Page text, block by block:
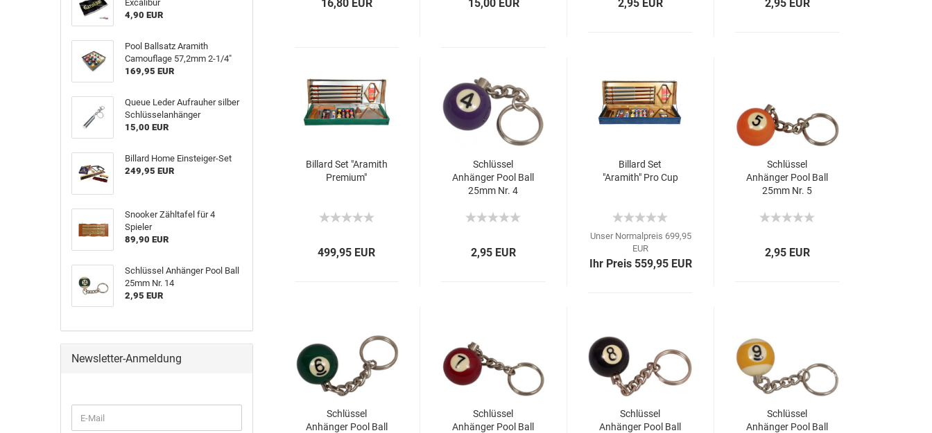
16,80 EUR 15,00 EUR 2,95 EUR 2,95 EUR
Billard Set "Aramith
Premium"
499,95 EUR
Schlüssel
Anhänger Pool Ball
25mm Nr. 4
2,95 EUR
Billard Set
"Aramith" Pro Cup
Unser Normalpreis 699,95
EUR
Ihr Preis 559,95 EUR
Schlüssel
Anhänger Pool Ball
25mm Nr. 5
2,95 EUR
Schlüssel
Anhänger Pool Ball
Schlüssel
Anhänger Pool Ball
Schlüssel
Anhänger Pool Ball
Schlüssel
Anhänger Pool Ball
Excalibur
4,90 EUR
Pool Ballsatz Aramith
Camouflage 57,2mm 2-1/4"
169,95 EUR
Queue Leder Aufrauher silber
Schlüsselanhänger
15,00 EUR
Billard Home Einsteiger-Set
249,95 EUR
Snooker Zähltafel für 4
Spieler
89,90 EUR
Schlüssel Anhänger Pool Ball
25mm Nr. 14
2,95 EUR
Newsletter-Anmeldung